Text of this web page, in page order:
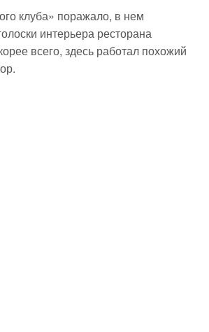
клуба» поражало, в нем
интерьера ресторана
всего, здесь работал похожий
.